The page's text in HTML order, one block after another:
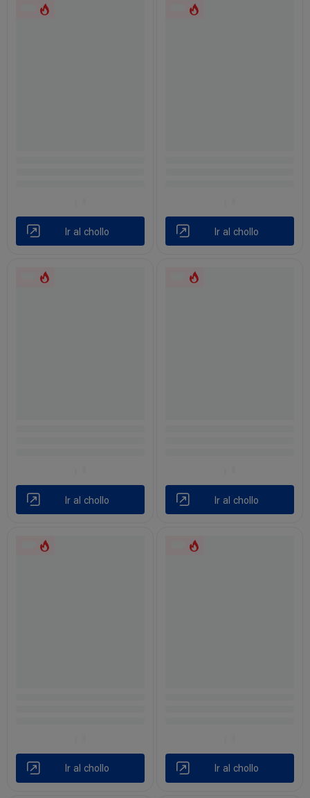
Ir al chollo Ir al chollo
Ir al chollo Ir al chollo
Ir al chollo Ir al chollo